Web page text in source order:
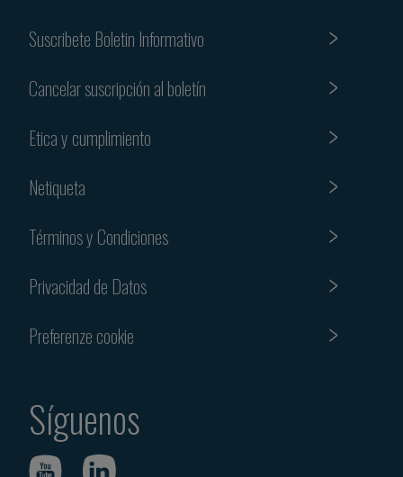
Suscribete Boletin Informativo
Cancelar suscripción al boletín
Etica y cumplimiento
Netiqueta
Términos y Condiciones
Privacidad de Datos
Preferenze cookie
Síguenos